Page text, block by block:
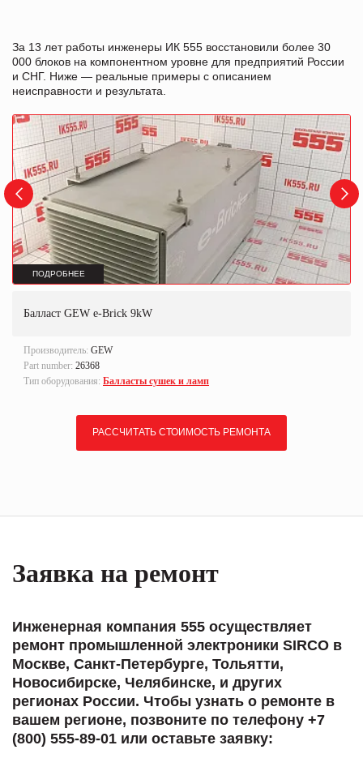
За 13 лет работы инженеры ИК 555 восстановили более 30
000 блоков на компонентном уровне для предприятий России
и СНГ. Ниже — реальные примеры с описанием
неисправности и результата.
ПОДРОБНЕЕ
Балласт GEW e-Brick 9kW
Производитель: GEW
Part number: 26368
Тип оборудования: Балласты сушек и ламп
РАССЧИТАТЬ СТОИМОСТЬ РЕМОНТА
Заявка на ремонт
Инженерная компания 555 осуществляет
ремонт промышленной электроники SIRCO в
Москве, Санкт-Петербурге, Тольятти,
Новосибирске, Челябинске, и других
регионах России. Чтобы узнать о ремонте в
вашем регионе, позвоните по телефону +7
(800) 555-89-01 или оставьте заявку: